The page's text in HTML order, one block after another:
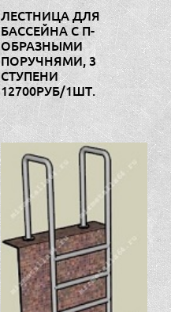
ЛЕСТНИЦА ДЛЯ
БАССЕЙНА С П-
ОБРАЗНЫМИ
ПОРУЧНЯМИ, 3
СТУПЕНИ
12700РУБ/1ШТ.